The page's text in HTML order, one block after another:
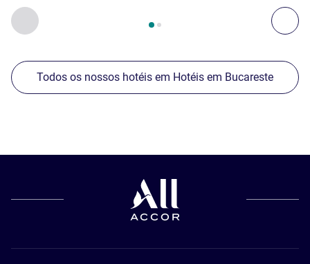
Anterior - Os nossos outros estabelecimentos nas
Página , Os nossos outros estabelecimentos nas
Todos os nossos hotéis em Hotéis em Bucareste